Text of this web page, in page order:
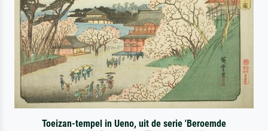
Toeizan-tempel in Ueno, uit de serie 'Beroemde